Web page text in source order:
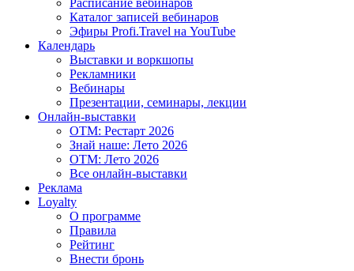
Расписание вебинаров
Каталог записей вебинаров
Эфиры Profi.Travel на YouTube
Календарь
Выставки и воркшопы
Рекламники
Вебинары
Презентации, семинары, лекции
Онлайн-выставки
OTM: Рестарт 2026
Знай наше: Лето 2026
OTM: Лето 2026
Все онлайн-выставки
Реклама
Loyalty
О программе
Правила
Рейтинг
Внести бронь